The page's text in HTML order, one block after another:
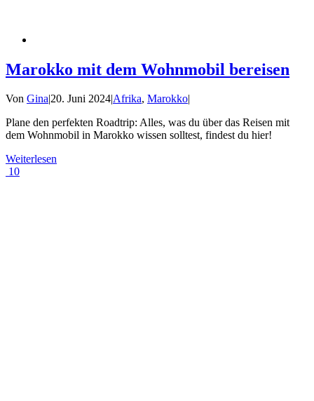
Marokko mit dem Wohnmobil bereisen
Von Gina|20. Juni 2024|Afrika, Marokko|
Plane den perfekten Roadtrip: Alles, was du über das Reisen mit
dem Wohnmobil in Marokko wissen solltest, findest du hier!
Weiterlesen
10